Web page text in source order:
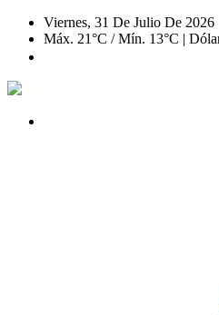
Viernes, 31 De Julio De 2026
Máx. 21°C / Mín. 13°C |